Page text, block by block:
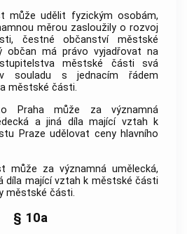
může udělit fyzickým osobám,
měrou zasloužily o rozvoj
čestné občanství městské
občan má právo vyjadřovat na
městské části svá
souladu s jednacím řádem
městské části.
Prahamůže za významná
a jiná díla mající vztah k
Praze udělovat ceny hlavního
může za významná umělecká,
díla mající vztah k městské části
městské části.
§ 10a